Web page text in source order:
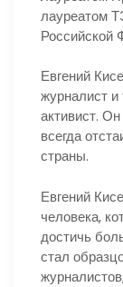
лауреатом
Российской
Евгений
журналист и
активист.
всегда
страны.
Евгений
человека,
достичь
стал